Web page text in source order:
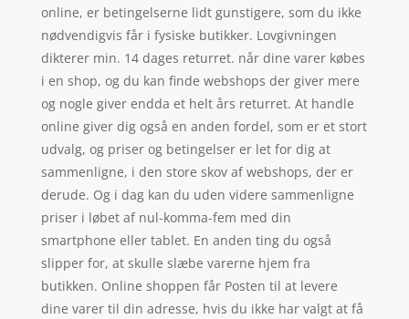
online, er betingelserne lidt gunstigere, som du ikke
nødvendigvis får i fysiske butikker. Lovgivningen
dikterer min. 14 dages returret. når dine varer købes
i en shop, og du kan finde webshops der giver mere
og nogle giver endda et helt års returret. At handle
online giver dig også en anden fordel, som er et stort
udvalg, og priser og betingelser er let for dig at
sammenligne, i den store skov af webshops, der er
derude. Og i dag kan du uden videre sammenligne
priser i løbet af nul-komma-fem med din
smartphone eller tablet. En anden ting du også
slipper for, at skulle slæbe varerne hjem fra
butikken. Online shoppen får Posten til at levere
dine varer til din adresse, hvis du ikke har valgt at få